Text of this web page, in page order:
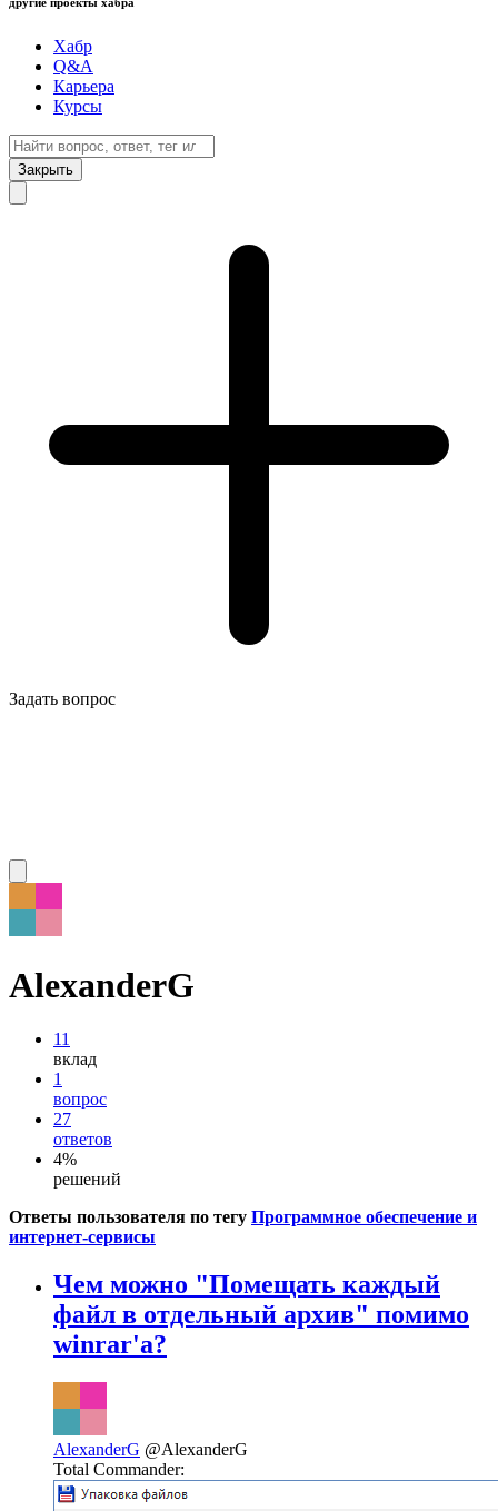
Хабр
Q&A
Карьера
Курсы
Закрыть
Задать вопрос
AlexanderG
11
вклад
1
вопрос
27
ответов
4%
решений
Ответы пользователя по тегу Программное обеспечение и
интернет-сервисы
Чем можно "Помещать каждый
файл в отдельный архив" помимо
winrar'a?
AlexanderG @AlexanderG
Total Commander: